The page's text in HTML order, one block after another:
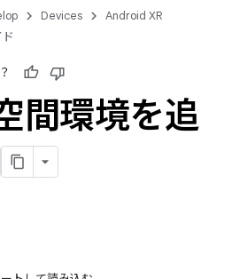
Devices
Android XR
間環境を追